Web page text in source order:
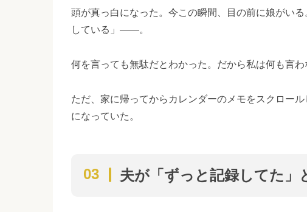
頭が真っ白になった。今この瞬間、目の前に娘がい
している」——。
何を言っても無駄だとわかった。だから私は何も言わ
ただ、家に帰ってからカレンダーのメモをスクロー
になっていた。
夫が「ずっと記録してた」